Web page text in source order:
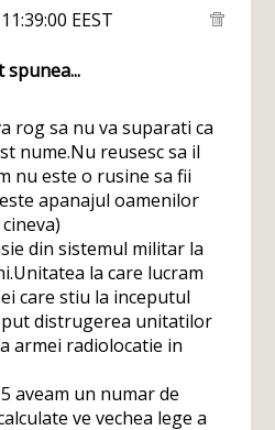
EEST
spunea...
rog sa nu va suparati ca
nume.Nu reusesc sa il
nu este o rusine sa fii
apanajul oamenilor
din sistemul militar la
la care lucram
care stiu la inceputul
distrugerea unitatilor
armei radiolocatie in
aveam un numar de
ve vechea lege a